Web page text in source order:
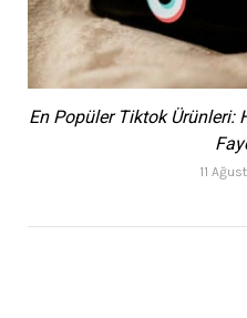
En Popüler Tiktok Ürünleri:
11